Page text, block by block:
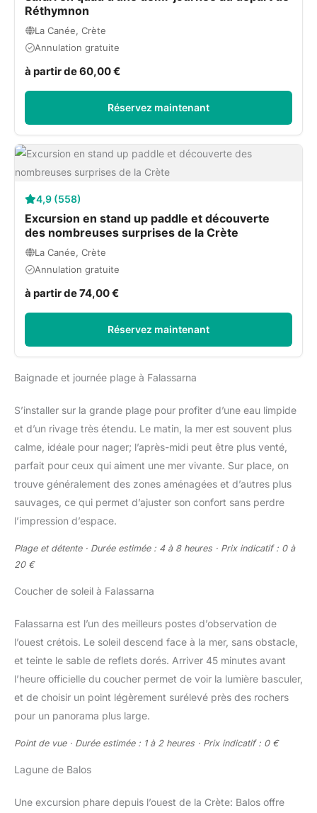
Réthymnon
La Canée, Crète
Annulation gratuite
à partir de 60,00 €
Réservez maintenant
4,9 (558)
Excursion en stand up paddle et découverte
des nombreuses surprises de la Crète
La Canée, Crète
Annulation gratuite
à partir de 74,00 €
Réservez maintenant
Baignade et journée plage à Falassarna
S’installer sur la grande plage pour profiter d’une eau limpide
et d’un rivage très étendu. Le matin, la mer est souvent plus
calme, idéale pour nager; l’après-midi peut être plus venté,
parfait pour ceux qui aiment une mer vivante. Sur place, on
trouve généralement des zones aménagées et d’autres plus
sauvages, ce qui permet d’ajuster son confort sans perdre
l’impression d’espace.
Plage et détente · Durée estimée : 4 à 8 heures · Prix indicatif : 0 à
20 €
Coucher de soleil à Falassarna
Falassarna est l’un des meilleurs postes d’observation de
l’ouest crétois. Le soleil descend face à la mer, sans obstacle,
et teinte le sable de reflets dorés. Arriver 45 minutes avant
l’heure officielle du coucher permet de voir la lumière basculer,
et de choisir un point légèrement surélevé près des rochers
pour un panorama plus large.
Point de vue · Durée estimée : 1 à 2 heures · Prix indicatif : 0 €
Lagune de Balos
Une excursion phare depuis l’ouest de la Crète: Balos offre